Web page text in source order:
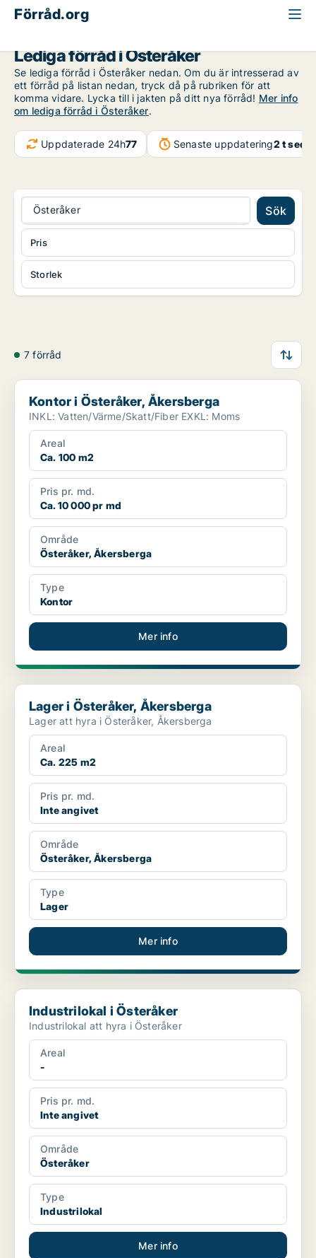
Förråd.org
Lediga förråd i Österåker
Se lediga förråd i Österåker nedan. Om du är intresserad av
ett förråd på listan nedan, tryck då på rubriken för att
komma vidare. Lycka till i jakten på ditt nya förråd! Mer info
om lediga förråd i Österåker.
Uppdaterade 24h77 Senaste uppdatering2 t
Österåker Sök
Storlek
Pris
7 förråd
Kontor i Österåker, Åkersberga
Kontor i Österåker, Åkersberga
INKL: Vatten/Värme/Skatt/Fiber EXKL: Moms
Areal
Ca. 100 m2
Pris pr. md.
Ca. 10 000 pr md
Område
Österåker, Åkersberga
Type
Kontor
Mer info
Lager i Österåker, Åkersberga
Lager i Österåker, Åkersberga
Lager att hyra i Österåker, Åkersberga
Areal
Ca. 225 m2
Pris pr. md.
Inte angivet
Område
Österåker, Åkersberga
Type
Lager
Mer info
Industrilokal i Österåker
Industrilokal i Österåker
Industrilokal att hyra i Österåker
Areal
-
Pris pr. md.
Inte angivet
Område
Österåker
Type
Industrilokal
Mer info